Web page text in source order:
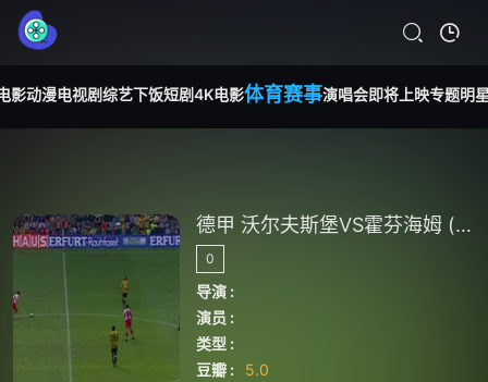
影动漫电视剧综艺下饭短剧4K电影体育赛事演唱会即将上映专题明
德甲 沃尔夫斯堡VS霍芬海姆 (周楚雄) 20240204
0
导演 :
演员 :
类型 :
豆瓣 :
5.0